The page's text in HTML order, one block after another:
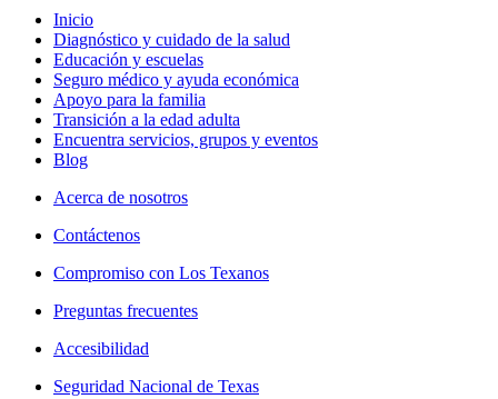
Inicio
Diagnóstico y cuidado de la salud
Educación y escuelas
Seguro médico y ayuda económica
Apoyo para la familia
Transición a la edad adulta
Encuentra servicios, grupos y eventos
Blog
Acerca de nosotros
Contáctenos
Compromiso con Los Texanos
Preguntas frecuentes
Accesibilidad
Seguridad Nacional de Texas